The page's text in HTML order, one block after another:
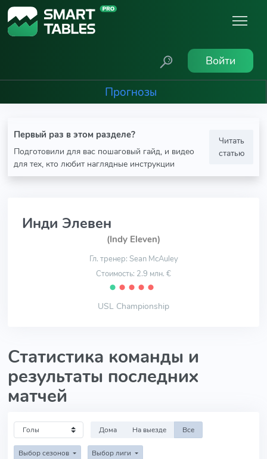
Войти
Прогнозы
Первый раз в этом разделе?
Подготовили для вас пошаговый гайд, и видео
для тех, кто любит наглядные инструкции
Читать
статью
Инди Элевен
(Indy Eleven)
Гл. тренер: Sean McAuley
Стоимость: 2.9 млн. €
⬤ ⬤ ⬤ ⬤ ⬤
USL Championship
Статистика команды и
результаты последних
матчей
Дома На выезде Все
Выбор сезонов Выбор лиги